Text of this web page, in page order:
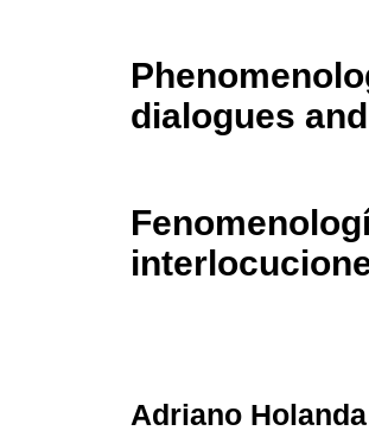
dialogues
Adriano Holanda